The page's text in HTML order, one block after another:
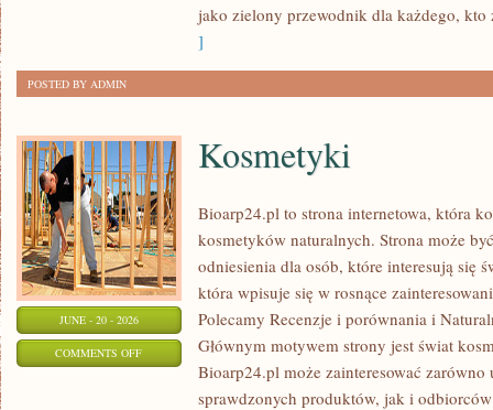
jako zielony przewodnik dla każdego, kto
]
POSTED BY ADMIN
JUNE - 20 - 2026
COMMENTS OFFON
KOSMETYKI
Kosmetyki
Bioarp24.pl to strona internetowa, która
kosmetyków naturalnych. Strona może
odniesienia dla osób, które interesują się
która wpisuje się w rosnące
Polecamy Recenzje i porównania i
Głównym motywem strony jest świat
Bioarp24.pl może zainteresować
sprawdzonych produktów, jak i